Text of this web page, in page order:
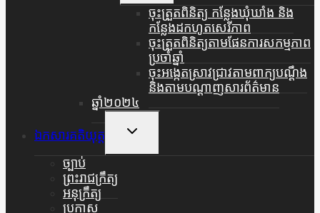
Menu
ចុះត្រួតពិនិត្យ កន្លែងឃុំឃាំង និង
កន្លែងដកហូតសេរីភាព
ចុះត្រួតពិនិត្យតាមផែនការសកម្មភាព
ប្រចាំឆ្នាំ
ចុះអង្កេតស្រាវជ្រាវតាមពាក្យបណ្តឹង
និងតាមបណ្តាញសារព័ត៌មាន
ឆ្នាំ២០២៤
ឯកសារគតិយុត្ត
Toggle
Menu
ច្បាប់
ព្រះរាជក្រឹត្យ
អនុក្រឹត្យ
ប្រកាស